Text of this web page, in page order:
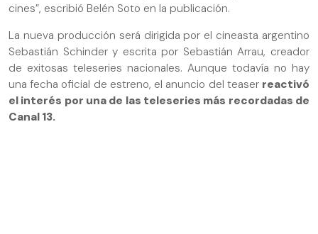
cines”, escribió Belén Soto en la publicación.
La nueva producción será dirigida por el cineasta argentino
Sebastián Schinder y escrita por Sebastián Arrau, creador
de exitosas teleseries nacionales. Aunque todavía no hay
una fecha oficial de estreno, el anuncio del teaser reactivó
el interés por una de las teleseries más recordadas de
Canal 13.